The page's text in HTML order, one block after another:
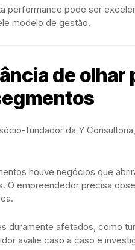
performance pode ser
modelo de gestão.
de olhar
fundador da Y
houve negócios que
O empreendedor precisa
duramente afetados, como
avalie caso a caso e